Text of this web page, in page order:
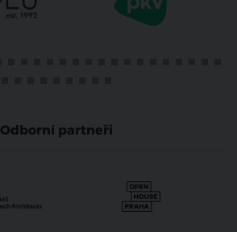
Odborní partneři